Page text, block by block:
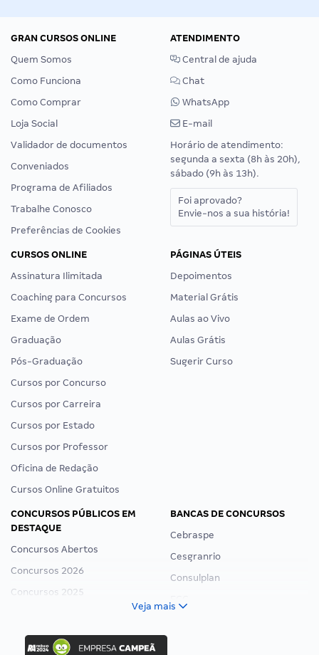
GRAN CURSOS ONLINE
Quem Somos
Como Funciona
Como Comprar
Loja Social
Validador de documentos
Conveniados
Programa de Afiliados
Trabalhe Conosco
Preferências de Cookies
ATENDIMENTO
Central de ajuda
Chat
WhatsApp
E-mail
Horário de atendimento:
segunda a sexta (8h às 20h),
sábado (9h às 13h).
Foi aprovado?
Envie-nos a sua história!
CURSOS ONLINE
Assinatura Ilimitada
Coaching para Concursos
Exame de Ordem
Graduação
Pós-Graduação
Cursos por Concurso
Cursos por Carreira
Cursos por Estado
Cursos por Professor
Oficina de Redação
Cursos Online Gratuitos
PÁGINAS ÚTEIS
Depoimentos
Material Grátis
Aulas ao Vivo
Aulas Grátis
Sugerir Curso
CONCURSOS PÚBLICOS EM
DESTAQUE
Concursos Abertos
Concursos 2026
Concursos 2025
Concurso Ibama
BANCAS DE CONCURSOS
Cebraspe
Cesgranrio
Consulplan
Veja mais